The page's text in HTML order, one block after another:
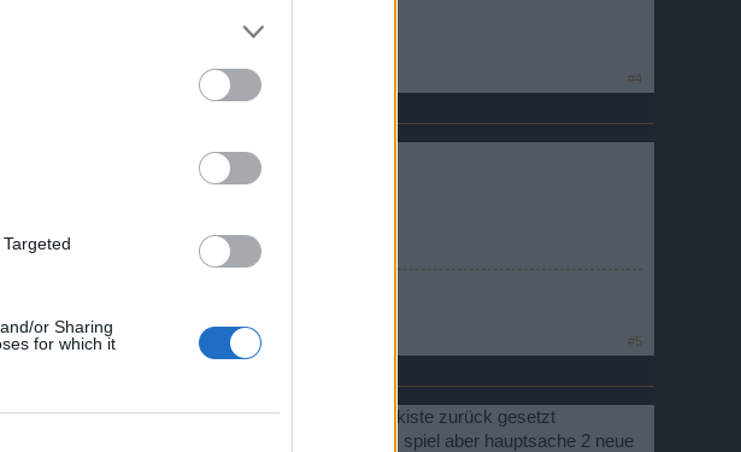
or Sharing
for which it
#4
bin ich mir noch nicht ganz sicher."
#5
mit erneuerungen noch nichtmal die erfolgskiste zurück gesetzt
leute alle keine grosse lust mehr haben auf das spiel aber hauptsache 2 neue